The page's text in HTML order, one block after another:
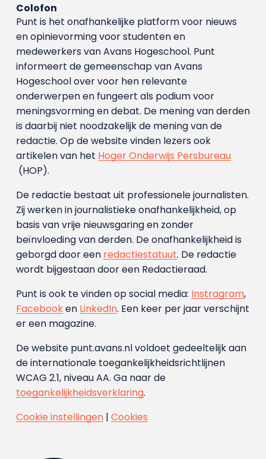
Colofon
Punt is het onafhankelijke platform voor nieuws
en opinievorming voor studenten en
medewerkers van Avans Hoge­school. Punt
informeert de gemeenschap van Avans
Hogeschool over voor hen relevante
onderwerpen en fungeert als podium voor
meningsvorming en debat. De mening van derden
is daarbij niet noodzakelijk de mening van de
redactie. Op de website vinden lezers ook
artikelen van het Hoger Onderwijs Persbureau
(HOP).
De redactie bestaat uit professionele journalisten.
Zij werken in journalistieke onafhankelijkheid, op
basis van vrije nieuwsgaring en zonder
beïnvloeding van derden. De onafhankelijkheid is
geborgd door een redactiestatuut. De redactie
wordt bijgestaan door een Redactieraad.
Punt is ook te vinden op social media: Instragram,
Facebooken LinkedIn. Een keer per jaar verschijnt
er een magazine.
De website punt.avans.nl voldoet gedeeltelijk aan
de internationale toegankelijkheidsrichtlijnen
WCAG 2.1, niveau AA. Ga naar de
toegankelijkheidsverklaring.
Cookie instellingen| Cookies